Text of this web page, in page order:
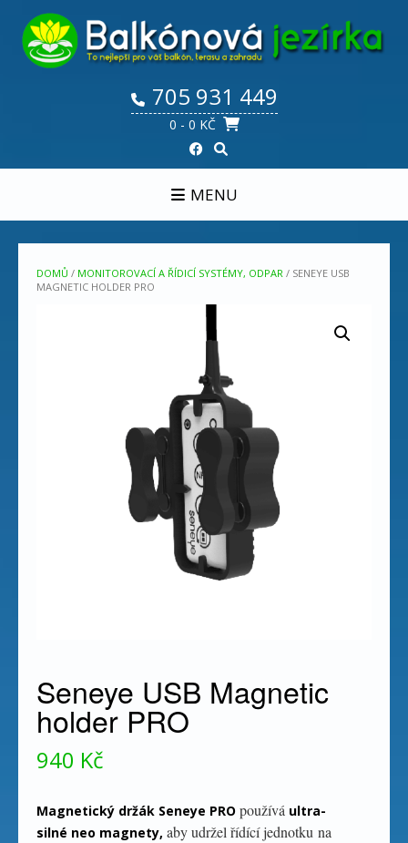
content
705 931 449
0 - 0 KČ
MENU
DOMŮ / MONITOROVACÍ A ŘÍDICÍ SYSTÉMY, ODPAR / SENEYE USB
MAGNETIC HOLDER PRO
Seneye USB Magnetic
holder PRO
940 Kč
Magnetický držák Seneye PRO používá ultra-
silné neo magnety, aby udržel řídící jednotku na